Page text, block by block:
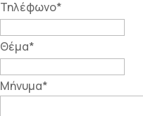
Τηλέφωνο*
Θέμα*
Μήνυμα*